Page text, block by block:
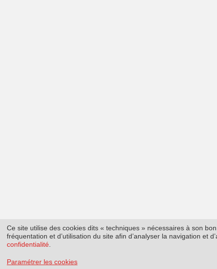
Ce site utilise des cookies dits « techniques » nécessaires à son
fréquentation et d’utilisation du site afin d’analyser la navigation et
confidentialité
Paramétrer les cookies